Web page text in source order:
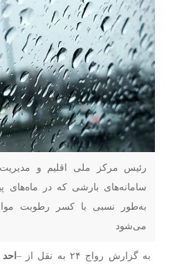
رئیس مرکز ملی اقلیم و
سامانه‌های بارشی که در ماه‌های
به‌طور نسبی با کسر رطوبت
می‌شود
به گزارش رواج ۲۴ به نقل از –